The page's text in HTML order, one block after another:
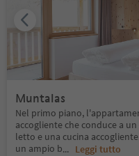
Muntalas
Nel primo piano,
accogliente che conduce a
letto e una cucina
un ampio b... Leggi tutto